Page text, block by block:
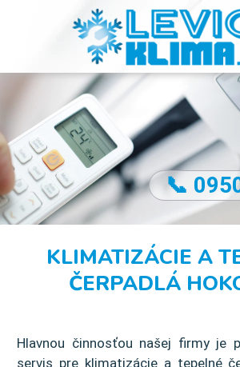
📞
KLIMATIZÁCIE A
ČERPADLÁ
Hlavnou činnosťou našej firmy je
servis pre klimatizácie a tepelné